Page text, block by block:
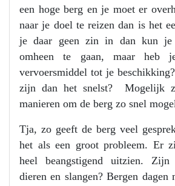
een hoge berg en je moet er
naar je doel te reizen dan is het
je daar geen zin in dan kun je
omheen te gaan, maar heb
vervoersmiddel tot je
zijn dan het snelst? Mogelijk
manieren om de berg zo snel
Tja, zo geeft de berg veel
het als een groot probleem. Er
heel beangstigend uitzien.
dieren en slangen? Bergen dagen